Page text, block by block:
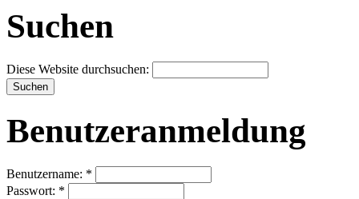
Suchen
Diese Website durchsuchen:
Benutzeranmeldung
Benutzername: *
Passwort: *